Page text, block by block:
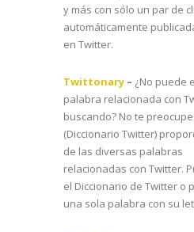
y más con sólo un par de
automáticamente
en Twitter.
Twittonary – ¿No puede
palabra relacionada con
buscando? No te
(Diccionario Twitter)
de las diversas palabras
relacionadas con Twitter.
el Diccionario de Twitter o
una sola palabra con su